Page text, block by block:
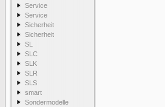
Service
Service
Sicherheit
Sicherheit
SL
SLC
SLK
SLR
SLS
smart
Sondermodelle